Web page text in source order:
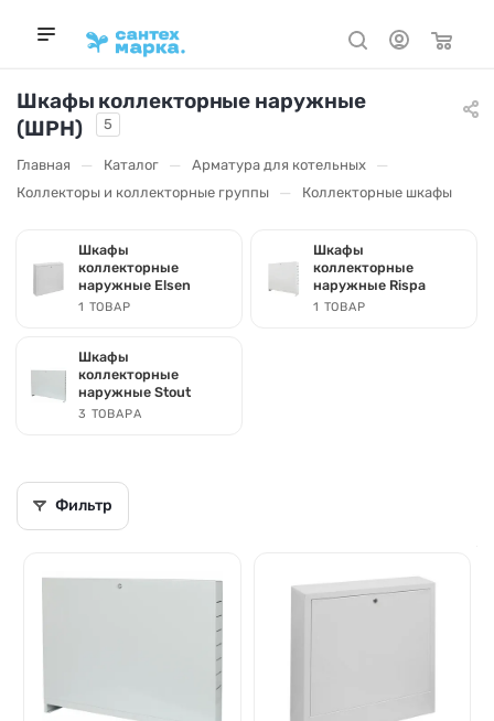
Шкафы коллекторные наружные
(ШРН)
5
Главная — Каталог — Арматура для котельных —
Коллекторы и коллекторные группы — Коллекторные шкафы
Шкафы
коллекторные
наружные Elsen
1 ТОВАР
Шкафы
коллекторные
наружные Rispa
1 ТОВАР
Шкафы
коллекторные
наружные Stout
3 ТОВАРА
Фильтр